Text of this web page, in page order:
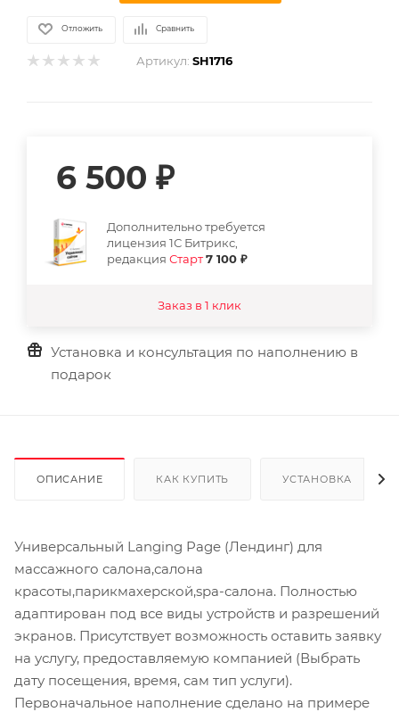
Отложить Сравнить
Артикул: SH1716
6 500 ₽
Дополнительно требуется
лицензия 1С Битрикс,
редакция Старт7 100 ₽
Заказ в 1 клик
Установка и консультация по наполнению в
подарок
ОПИСАНИЕ КАК КУПИТЬ УСТАНОВКА
Универсальный Langing Page (Лендинг) для
массажного салона,салона
красоты,парикмахерской,spa-салона. Полностью
адаптирован под все виды устройств и разрешений
экранов. Присутствует возможность оставить заявку
на услугу, предоставляемую компанией (Выбрать
дату посещения, время, сам тип услуги).
Первоначальное наполнение сделано на примере